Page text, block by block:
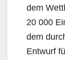
dem
20 000
dem
Entwurf